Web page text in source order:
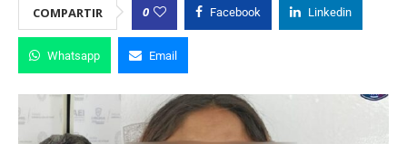
COMPARTIR 0 Facebook Linkedin
Whatsapp Email